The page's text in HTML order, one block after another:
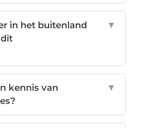
in het buitenland
▼
kennis van
▼